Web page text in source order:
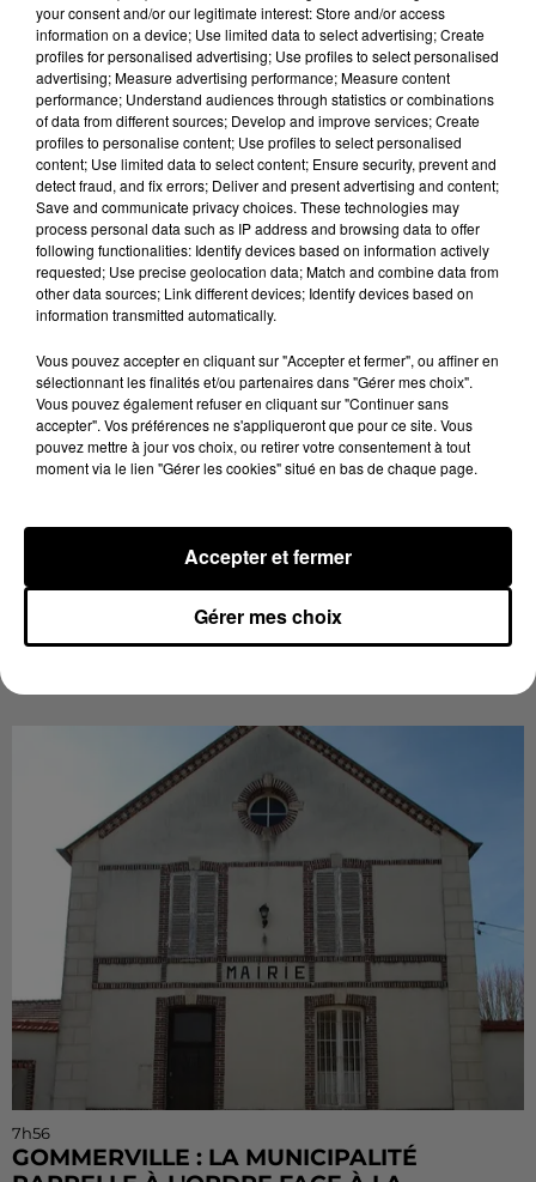
Les vacances passent vite... les cadeaux aussi
sur Intensité !...
Encore de nouvelles chances de gagner avec
Radio Intensité cet été...
7h56
GOMMERVILLE : LA MUNICIPALITÉ
your consent and/or our legitimate interest: Store and/or access
information on a device; Use limited data to select advertising; Create
profiles for personalised advertising; Use profiles to select personalised
advertising; Measure advertising performance; Measure content
performance; Understand audiences through statistics or combinations
of data from different sources; Develop and improve services; Create
profiles to personalise content; Use profiles to select personalised
content; Use limited data to select content; Ensure security, prevent and
detect fraud, and fix errors; Deliver and present advertising and content;
Save and communicate privacy choices. These technologies may
process personal data such as IP address and browsing data to offer
following functionalities: Identify devices based on information actively
requested; Use precise geolocation data; Match and combine data from
other data sources; Link different devices; Identify devices based on
information transmitted automatically.
Vous pouvez accepter en cliquant sur "Accepter et fermer", ou affiner en
sélectionnant les finalités et/ou partenaires dans "Gérer mes choix".
Vous pouvez également refuser en cliquant sur "Continuer sans
accepter". Vos préférences ne s'appliqueront que pour ce site. Vous
pouvez mettre à jour vos choix, ou retirer votre consentement à tout
moment via le lien "Gérer les cookies" situé en bas de chaque page.
Gérer mes choix
Accepter et fermer